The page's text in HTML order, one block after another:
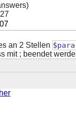
an 2 Stellen
mit ; beendet